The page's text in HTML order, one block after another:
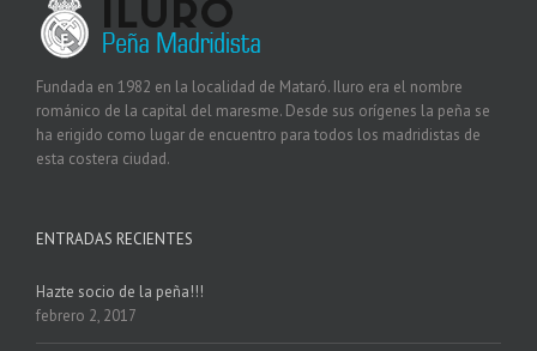
Fundada en 1982 en la localidad de Mataró. Iluro era el nombre
románico de la capital del maresme. Desde sus orígenes la peña se
ha erigido como lugar de encuentro para todos los madridistas de
esta costera ciudad.
ENTRADAS RECIENTES
Hazte socio de la peña!!!
febrero 2, 2017